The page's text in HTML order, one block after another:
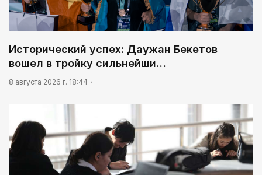
Исторический успех: Даужан Бекетов
вошел в тройку сильнейши…
8 августа 2026 г. 18:44